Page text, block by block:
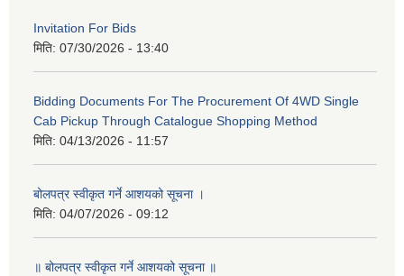
Invitation For Bids
मिति: 07/30/2026 - 13:40
Bidding Documents For The Procurement Of 4WD Single
Cab Pickup Through Catalogue Shopping Method
मिति: 04/13/2026 - 11:57
बोलपत्र स्वीकृत गर्ने आशयको सूचना ।
मिति: 04/07/2026 - 09:12
॥ बोलपत्र स्वीकृत गर्ने आशयको सूचना ॥